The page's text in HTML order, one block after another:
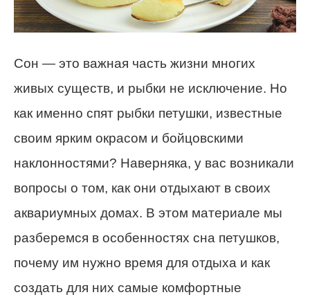
Сон — это важная часть жизни многих
живых существ, и рыбки не исключение. Но
как именно спят рыбки петушки, известные
своим ярким окрасом и бойцовскими
наклонностями? Наверняка, у вас возникали
вопросы о том, как они отдыхают в своих
аквариумных домах. В этом материале мы
разберемся в особенностях сна петушков,
почему им нужно время для отдыха и как
создать для них самые комфортные